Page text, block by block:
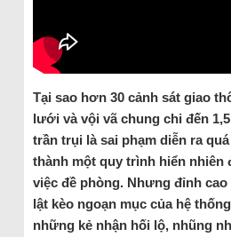
Tại sao hơn 30 cảnh sát giao
lưới và vội vã chung chi đến
trần trụi là sai phạm diễn ra
thành một quy trình hiển nhiên
việc đề phòng. Nhưng đỉnh
lật kèo ngoạn mục của hệ
những kẻ nhận hối lộ, nhũng